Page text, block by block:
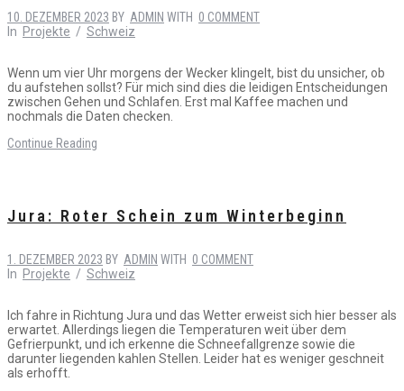
10. DEZEMBER 2023 BY ADMIN WITH 0 COMMENT
In Projekte / Schweiz
Wenn um vier Uhr morgens der Wecker klingelt, bist du unsicher, ob
du aufstehen sollst? Für mich sind dies die leidigen Entscheidungen
zwischen Gehen und Schlafen. Erst mal Kaffee machen und
nochmals die Daten checken.
Continue Reading
Jura: Roter Schein zum Winterbeginn
1. DEZEMBER 2023 BY ADMIN WITH 0 COMMENT
In Projekte / Schweiz
Ich fahre in Richtung Jura und das Wetter erweist sich hier besser als
erwartet. Allerdings liegen die Temperaturen weit über dem
Gefrierpunkt, und ich erkenne die Schneefallgrenze sowie die
darunter liegenden kahlen Stellen. Leider hat es weniger geschneit
als erhofft.